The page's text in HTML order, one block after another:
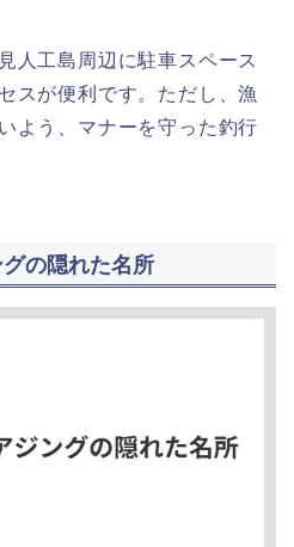
人工島周辺に駐車スペース
スが便利です。ただし、漁
よう、マナーを守った釣行
の隠れた名所